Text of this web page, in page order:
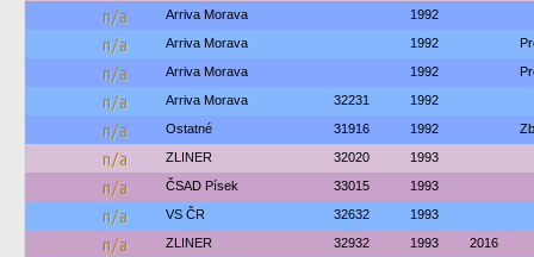
n/a Arriva Morava 1992
n/a Arriva Morava 1992
n/a Arriva Morava 1992
n/a Arriva Morava 32231 1992
n/a Ostatné 31916 1992
n/a ZLINER 32020 1993
n/a ČSAD Písek 33015 1993
n/a VS ČR 32632 1993
n/a ZLINER 32932 1993 2016